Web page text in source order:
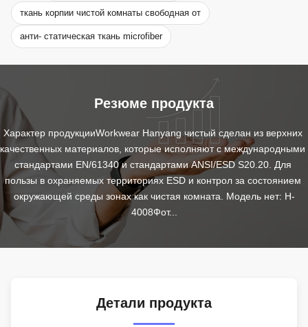
ткань корпии чистой комнаты свободная от
анти- статическая ткань microfiber
Резюме продукта
Характер продукцииWorkwear Hanyang чистый сделан из верхних
качественных материалов, которые исполняют с международными
стандартами EN/61340 и стандартами ANSI/ESD S20.20. Для
пользы в охраняемых территориях ESD и контрол за состоянием
окружающей среды зонах как чистая комната. Модель нет: H-
4008Фот...
Детали продукта